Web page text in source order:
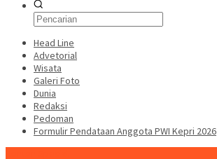
Head Line
Advetorial
Wisata
Galeri Foto
Dunia
Redaksi
Pedoman
Formulir Pendataan Anggota PWI Kepri 2026